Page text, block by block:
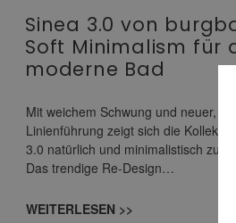
Sinea 3.0 von
Soft Minimalism für
moderne Bad
Mit weichem Schwung und neuer,
Linienführung zeigt sich die
3.0 natürlich und minimalistisch
Das trendige Re-Design…
WEITERLESEN >>